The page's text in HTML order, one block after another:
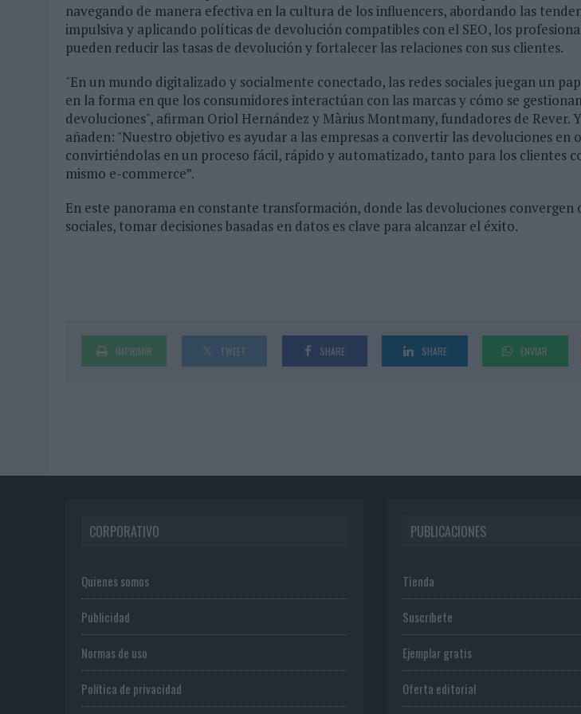
navegando de manera efectiva en la cultura de los influencers, abordando las
impulsiva y aplicando políticas de devolución compatibles con el SEO, los
pueden reducir las tasas de devolución y fortalecer las relaciones con sus clientes.
"En un mundo digitalizado y socialmente conectado, las redes sociales juegan un
en la forma en que los consumidores interactúan con las marcas y cómo se
devoluciones", afirman Oriol Hernández y Màrius Montmany, fundadores de Rever. Y
añaden: "Nuestro objetivo es ayudar a las empresas a convertir las devoluciones en
convirtiéndolas en un proceso fácil, rápido y automatizado, tanto para los clientes
mismo e-commerce”.
En este panorama en constante transformación, donde las devoluciones convergen
sociales, tomar decisiones basadas en datos es clave para alcanzar el éxito.
IMPRIMIR TWEET SHARE SHARE ENVIAR
CORPORATIVO
Quienes somos
Publicidad
Normas de uso
Política de privacidad
PUBLICACIONES
Tienda
Suscríbete
Ejemplar gratis
Oferta editorial